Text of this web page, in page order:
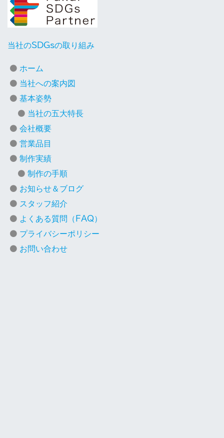
当社のSDGsの取り組み
ホーム
当社への案内図
基本姿勢
当社の五大特長
会社概要
営業品目
制作実績
制作の手順
お知らせ＆ブログ
スタッフ紹介
よくある質問（FAQ）
プライバシーポリシー
お問い合わせ